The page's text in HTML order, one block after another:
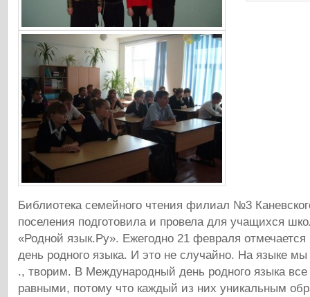
Библиотека семейного чтения филиал №3
поселения подготовила и провела для учащихся
«Родной язык.Ру». Ежегодно 21 февраля
день родного языка. И это не случайно. На языке
., творим. В Международный день родного языка
равными, потому что каждый из них уникальным